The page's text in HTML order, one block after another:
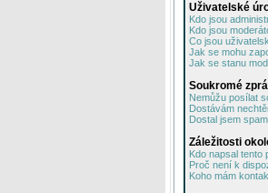
Uživatelské
Kdo jsou
Kdo jsou
Co jsou
Jak se mohu
Jak se stanu
Soukromé
Nemůžu posílat
Dostávám
Dostal jsem
Záležitosti
Kdo napsal tento
Proč není k
Koho mám